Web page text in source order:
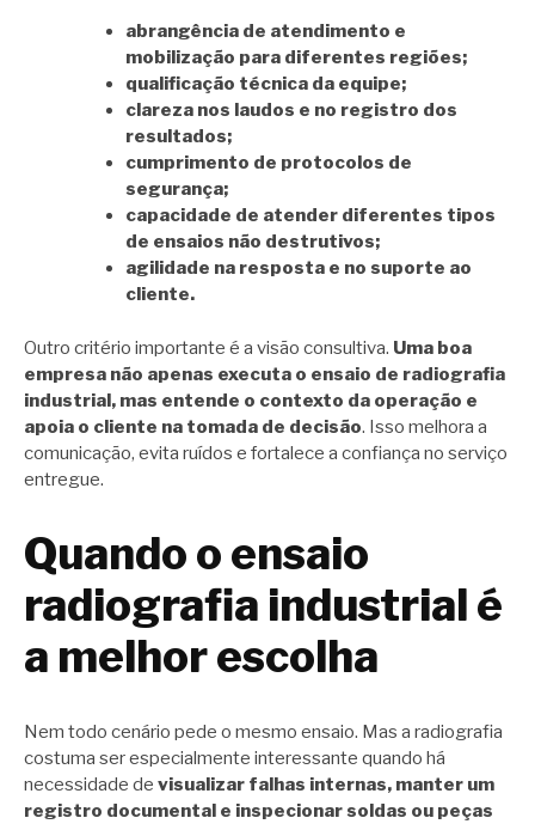
abrangência de atendimento e
mobilização para diferentes regiões;
qualificação técnica da equipe;
clareza nos laudos e no registro dos
resultados;
cumprimento de protocolos de
segurança;
capacidade de atender diferentes tipos
de ensaios não destrutivos;
agilidade na resposta e no suporte ao
cliente.
Outro critério importante é a visão consultiva. Uma boa
empresa não apenas executa o ensaio de radiografia
industrial, mas entende o contexto da operação e
apoia o cliente na tomada de decisão. Isso melhora a
comunicação, evita ruídos e fortalece a confiança no serviço
entregue.
Quando o ensaio
radiografia industrial é
a melhor escolha
Nem todo cenário pede o mesmo ensaio. Mas a radiografia
costuma ser especialmente interessante quando há
necessidade de visualizar falhas internas, manter um
registro documental e inspecionar soldas ou peças